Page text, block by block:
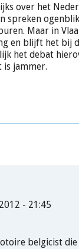
over het
spreken
Maar in
en blijft het bij
het debat
is jammer.
- 21:45
belgicist